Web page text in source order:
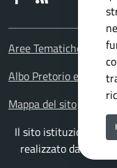
Aree Tematiche
Albo Pretorio e
Mappa del sito
Il sito istituzionale
realizzato da